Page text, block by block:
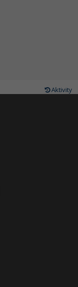
Aktivity